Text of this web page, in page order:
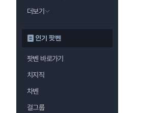
더보기
인기 팟벤
팟벤 바로가기
치지직
차벤
걸그룹